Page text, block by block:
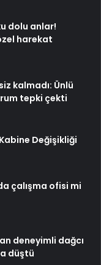
dolu anlar!
harekat
kalmadı: Ünlü
tepki çekti
Değişikliği
çalışma ofisi mi
deneyimli dağcı
düştü